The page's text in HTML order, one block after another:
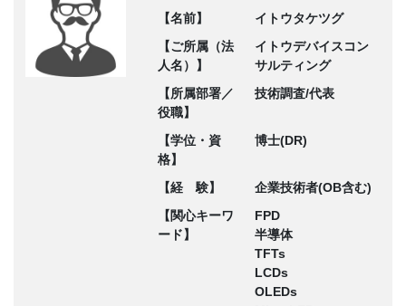
【名前】
イトウタケツグ
【ご所属（法
人名）】
イトウデバイスコン
サルティング
【所属部署／
役職】
技術調査/代表
【学位・資
格】
博士(DR)
【経 験】
企業技術者(OB含む)
【関心キーワ
ード】
FPD
半導体
TFTs
LCDs
OLEDs